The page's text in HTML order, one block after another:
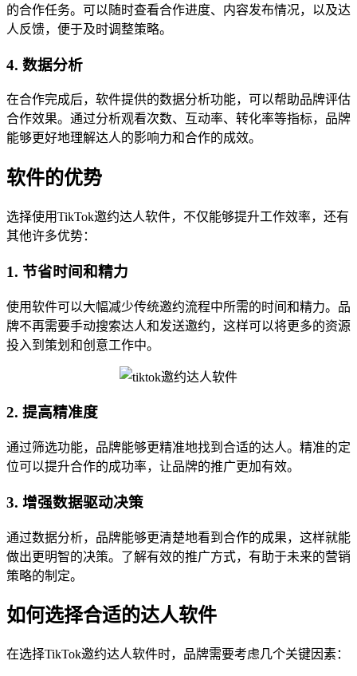
的合作任务。可以随时查看合作进度、内容发布情况，以及达
人反馈，便于及时调整策略。
4. 数据分析
在合作完成后，软件提供的数据分析功能，可以帮助品牌评估
合作效果。通过分析观看次数、互动率、转化率等指标，品牌
能够更好地理解达人的影响力和合作的成效。
软件的优势
选择使用TikTok邀约达人软件，不仅能够提升工作效率，还有
其他许多优势：
1. 节省时间和精力
使用软件可以大幅减少传统邀约流程中所需的时间和精力。品
牌不再需要手动搜索达人和发送邀约，这样可以将更多的资源
投入到策划和创意工作中。
2. 提高精准度
通过筛选功能，品牌能够更精准地找到合适的达人。精准的定
位可以提升合作的成功率，让品牌的推广更加有效。
3. 增强数据驱动决策
通过数据分析，品牌能够更清楚地看到合作的成果，这样就能
做出更明智的决策。了解有效的推广方式，有助于未来的营销
策略的制定。
如何选择合适的达人软件
在选择TikTok邀约达人软件时，品牌需要考虑几个关键因素：